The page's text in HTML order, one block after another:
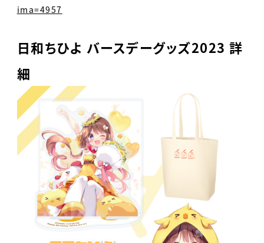
ima=4957
日和ちひよ バースデーグッズ2023 詳
細